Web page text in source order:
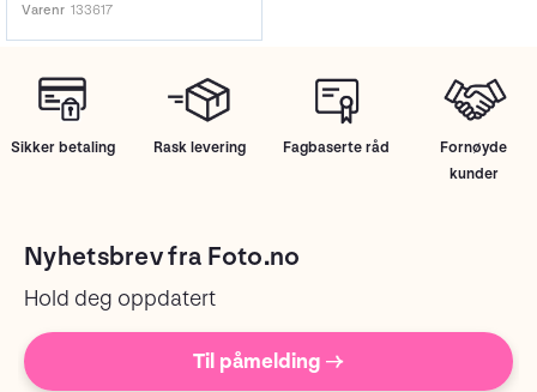
Varenr 133617
Sikker betaling Rask levering Fagbaserte råd
Fornøyde
kunder
Nyhetsbrev fra Foto.no
Hold deg oppdatert
Til påmelding →